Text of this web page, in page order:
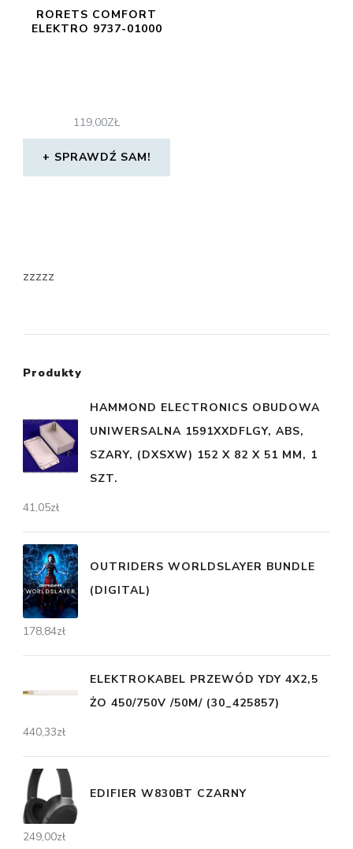
RORETS COMFORT
ELEKTRO 9737-01000
119,00ZŁ
SPRAWDŹ SAM!
zzzzz
Produkty
HAMMOND ELECTRONICS OBUDOWA
UNIWERSALNA 1591XXDFLGY, ABS,
SZARY, (DXSXW) 152 X 82 X 51 MM, 1
SZT.
41,05zł
OUTRIDERS WORLDSLAYER BUNDLE
(DIGITAL)
178,84zł
ELEKTROKABEL PRZEWÓD YDY 4X2,5
ŻO 450/750V /50M/ (30_425857)
440,33zł
EDIFIER W830BT CZARNY
249,00zł